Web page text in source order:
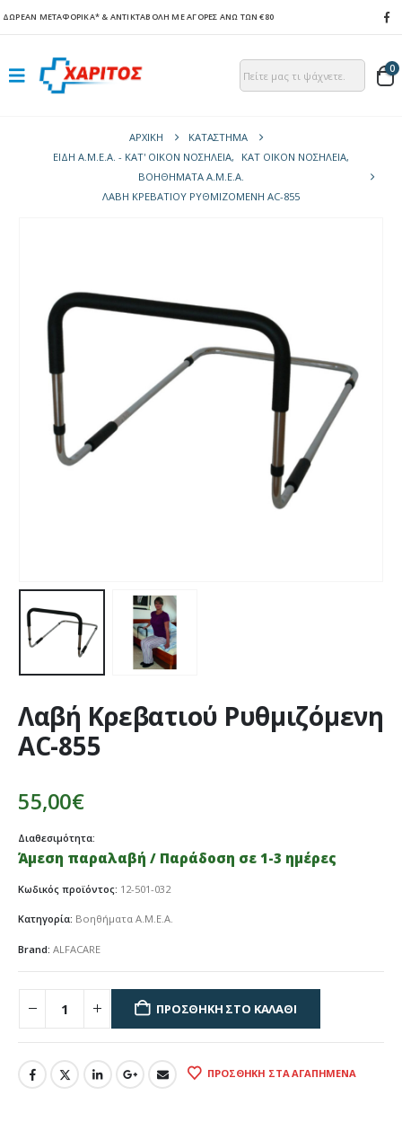
ΔΩΡΕΑΝ ΜΕΤΑΦΟΡΙΚΑ* & ΑΝΤΙΚΤΑΒΟΛΗ ΜΕ ΑΓΟΡΕΣ ΑΝΩ ΤΩΝ €80
0
ΑΡΧΙΚΉ
ΚΑΤΆΣΤΗΜΑ
ΕΙΔΗ Α.Μ.Ε.Α. - ΚΑΤ' ΟΙΚΟΝ ΝΟΣΗΛΕΙΑ, ΚΑΤ ΟΙΚΟΝ ΝΟΣΗΛΕΙΑ,
ΒΟΗΘΉΜΑΤΑ Α.Μ.Ε.Α.
ΛΑΒΉ ΚΡΕΒΑΤΙΟΎ ΡΥΘΜΙΖΌΜΕΝΗ AC-855
Λαβή Κρεβατιού Ρυθμιζόμενη
AC-855
55,00€
Διαθεσιμότητα:
Άμεση παραλαβή / Παράδοση σε 1-3 ημέρες
Κωδικός προϊόντος: 12-501-032
Κατηγορία: Βοηθήματα Α.Μ.Ε.Α.
Brand: ALFACARE
ΠΡΟΣΘΉΚΗ ΣΤΟ ΚΑΛΆΘΙ
ΠΡΟΣΘΉΚΗ ΣΤΑ ΑΓΑΠΗΜΈΝΑ